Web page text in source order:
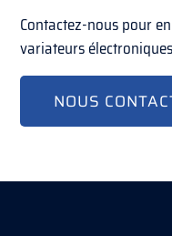
Contactez-nous pour
variateurs
NOUS